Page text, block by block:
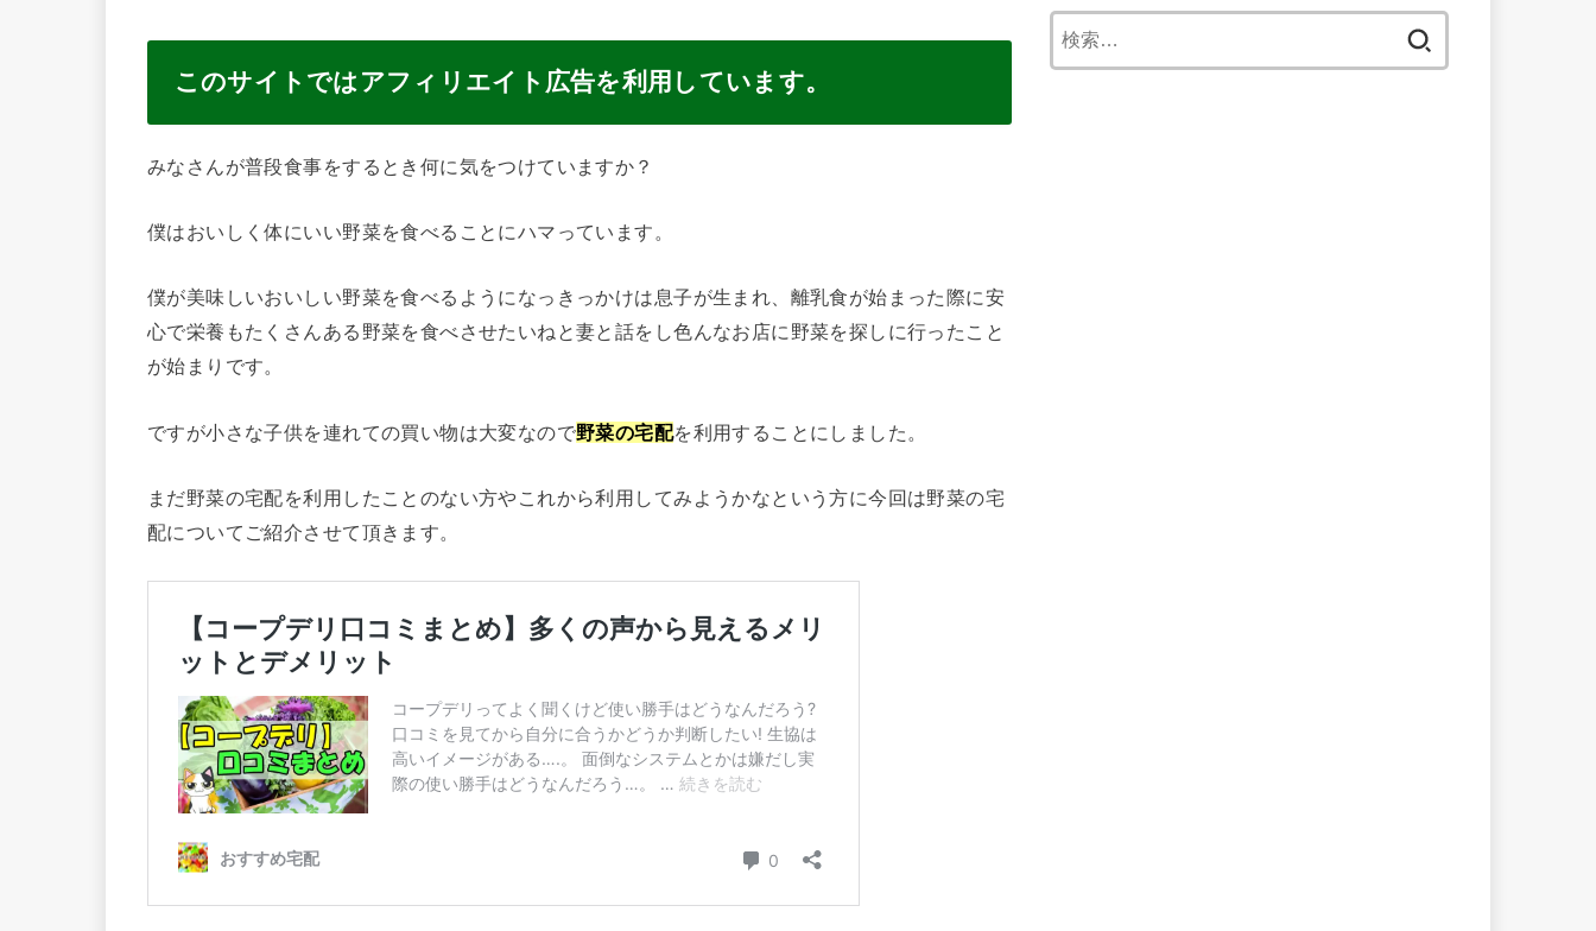
このサイトではアフィリエイト広告を利用しています。
みなさんが普段食事をするとき何に気をつけていますか？
僕はおいしく体にいい野菜を食べることにハマっています。
僕が美味しいおいしい野菜を食べるようになっきっかけは息子が生まれ、離乳食が始まった際に安
心で栄養もたくさんある野菜を食べさせたいねと妻と話をし色んなお店に野菜を探しに行ったこと
が始まりです。
ですが小さな子供を連れての買い物は大変なので野菜の宅配を利用することにしました。
まだ野菜の宅配を利用したことのない方やこれから利用してみようかなという方に今回は野菜の宅
配についてご紹介させて頂きます。